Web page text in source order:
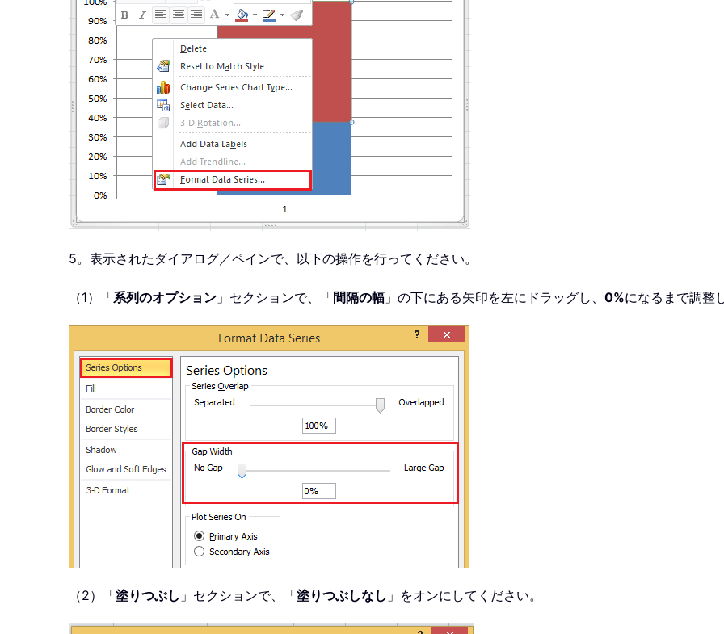
5。表示されたダイアログ／ペインで、以下の操作を行ってください。
（1）「系列のオプション 」セクションで、「間隔の幅 」の下にある矢印を左にドラッグし、 0%になるまで調整
（2）「塗りつぶし 」セクションで、「塗りつぶしなし 」をオンにしてください。